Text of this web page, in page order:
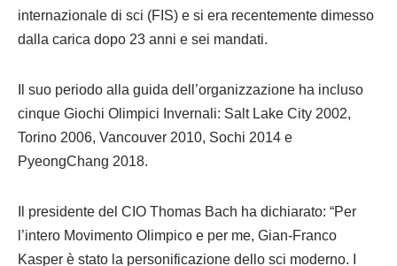
internazionale di sci (FIS) e si era recentemente dimesso
dalla carica dopo 23 anni e sei mandati.
Il suo periodo alla guida dell’organizzazione ha incluso
cinque Giochi Olimpici Invernali: Salt Lake City 2002,
Torino 2006, Vancouver 2010, Sochi 2014 e
PyeongChang 2018.
Il presidente del CIO Thomas Bach ha dichiarato: “Per
l’intero Movimento Olimpico e per me, Gian-Franco
Kasper è stato la personificazione dello sci moderno. I